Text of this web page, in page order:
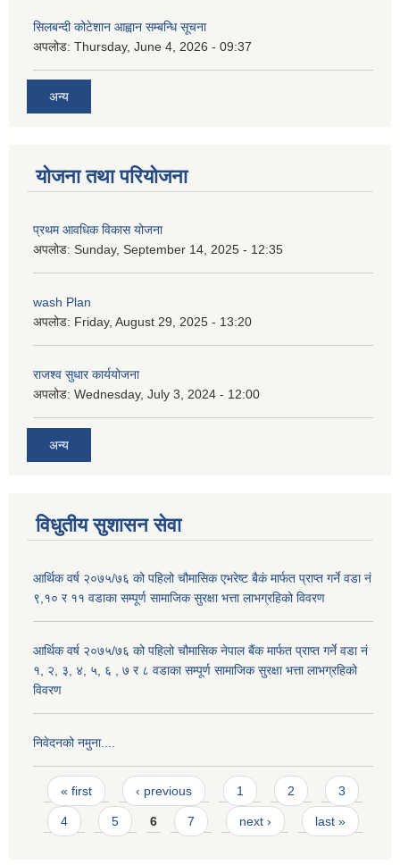
सिलबन्दी कोटेशान आह्वान सम्बन्धि सूचना
अपलोड: Thursday, June 4, 2026 - 09:37
अन्य
योजना तथा परियोजना
प्रथम आवधिक विकास योजना
अपलोड: Sunday, September 14, 2025 - 12:35
wash Plan
अपलोड: Friday, August 29, 2025 - 13:20
राजश्व सुधार कार्ययोजना
अपलोड: Wednesday, July 3, 2024 - 12:00
अन्य
विधुतीय सुशासन सेवा
आर्थिक वर्ष २०७५/७६ को पहिलो चौमासिक एभरेष्ट बैकं मार्फत प्राप्त गर्ने वडा नं
९,१० र ११ वडाका सम्पूर्ण सामाजिक सुरक्षा भत्ता लाभग्रहिको विवरण
आर्थिक वर्ष २०७५/७६ को पहिलो चौमासिक नेपाल बैंक मार्फत प्राप्त गर्ने वडा नं
१, २, ३, ४, ५, ६ , ७ र ८ वडाका सम्पूर्ण सामाजिक सुरक्षा भत्ता लाभग्रहिको
विवरण
निवेदनको नमुना....
Pages
« first ‹ previous 1 2 3
4 5 6 7 next › last »